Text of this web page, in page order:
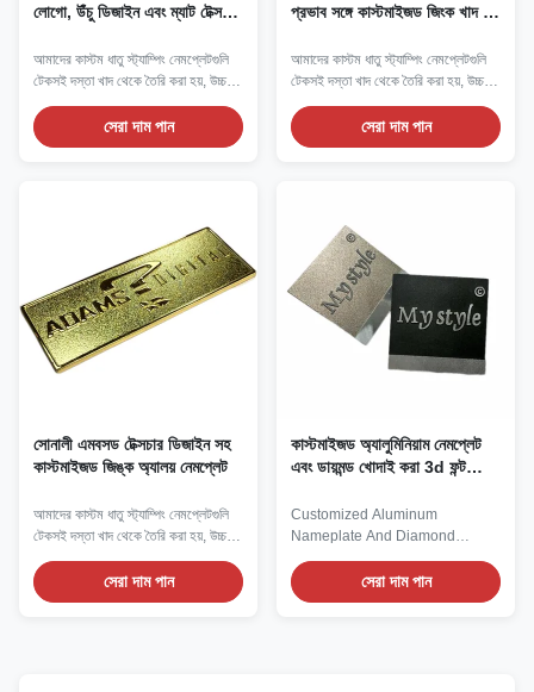
লোগো, উঁচু ডিজাইন এবং ম্যাট টেক্সচার
আমাদের কাস্টম ধাতু স্ট্যাম্পিং নেমপ্লেটগুলি
টেকসই দস্তা খাদ থেকে তৈরি করা হয়, উচ্চ-
নির্ভুলতার স্ট্যাম্পিং ব্যবহার করে দক্ষতার সাথে
উত্থাপিত বা পুনরুদ্ধার করা লোগো, পাঠ্য এবং
সিরিয়াল নম্বর তৈরি করা হয়।
সেরা দাম পান
প্রভাব সঙ্গে কাস্টমাইজড জিংক খাদ নাম
আমাদের কাস্টম ধাতু স্ট্যাম্পিং নেমপ্লেটগুলি
টেকসই দস্তা খাদ থেকে তৈরি করা হয়, উচ্চ-
নির্ভুলতার স্ট্যাম্পিং ব্যবহার করে দক্ষতার সাথে
উত্থাপিত বা পুনরুদ্ধার করা লোগো, পাঠ্য এবং
সিরিয়াল নম্বর তৈরি করা হয়।
সেরা দাম পান
সোনালী এমবসড টেক্সচার ডিজাইন সহ
কাস্টমাইজড জিঙ্ক অ্যালয় নেমপ্লেট
আমাদের কাস্টম ধাতু স্ট্যাম্পিং নেমপ্লেটগুলি
টেকসই দস্তা খাদ থেকে তৈরি করা হয়, উচ্চ-
নির্ভুলতার স্ট্যাম্পিং ব্যবহার করে দক্ষতার সাথে
উত্থাপিত বা পুনরুদ্ধার করা লোগো, পাঠ্য এবং
সিরিয়াল নম্বর তৈরি করা হয়।
সেরা দাম পান
কাস্টমাইজড অ্যালুমিনিয়াম নেমপ্লেট
এবং ডায়মন্ড খোদাই করা 3d ফন্ট
Customized Aluminum
Nameplate And Diamond
Carved 3d Font Logo Its core
charm lies in the stunning effect
brought by diamond cutting
সেরা দাম পান